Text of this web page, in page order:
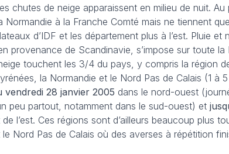
chutes de neige apparaissent en milieu de nuit. Au
à la Franche Comté mais ne tiennent
d’IDF et les département plus à l’est. Pluie et
provenance de Scandinavie, s’impose sur toute la
touchent les 3/4 du pays, y compris la région
la Normandie et le Nord Pas de Calais (1 à
vendredi 28 janvier 2005 dans le nord-ouest
peu partout, notamment dans le sud-ouest) et
l’est. Ces régions sont d’ailleurs beaucoup plus
Nord Pas de Calais où des averses à répétition